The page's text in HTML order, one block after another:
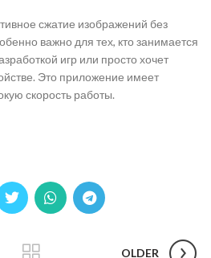
сжатие изображений без
важно для тех, кто занимается
игр или просто хочет
Это приложение имеет
скорость работы.
OLDER